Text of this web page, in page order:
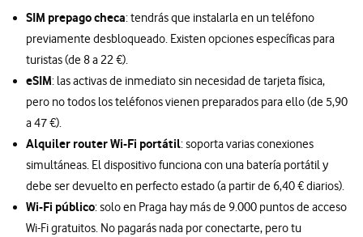
SIM prepago checa: tendrás que instalarla en un teléfono
previamente desbloqueado. Existen opciones específicas para
turistas (de 8 a 22 €).
eSIM: las activas de inmediato sin necesidad de tarjeta física,
pero no todos los teléfonos vienen preparados para ello (de 5,90
a 47 €).
Alquiler router Wi-Fi portátil: soporta varias conexiones
simultáneas. El dispositivo funciona con una batería portátil y
debe ser devuelto en perfecto estado (a partir de 6,40 € diarios).
Wi-Fi público: solo en Praga hay más de 9.000 puntos de acceso
Wi-Fi gratuitos. No pagarás nada por conectarte, pero tu